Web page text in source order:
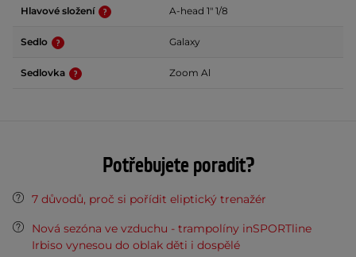
Hlavové složení A-head 1" 1/8
Sedlo Galaxy
Sedlovka Zoom Al
Potřebujete poradit?
7 důvodů, proč si pořídit eliptický trenažér
Nová sezóna ve vzduchu - trampolíny inSPORTline
Irbiso vynesou do oblak děti i dospělé